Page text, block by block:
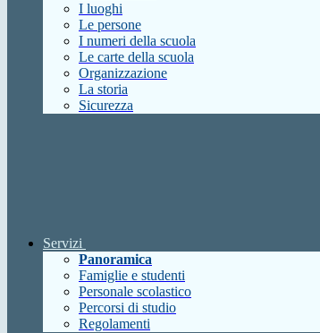
I luoghi
Le persone
I numeri della scuola
Le carte della scuola
Organizzazione
La storia
Sicurezza
Servizi
Panoramica
Famiglie e studenti
Personale scolastico
Percorsi di studio
Regolamenti